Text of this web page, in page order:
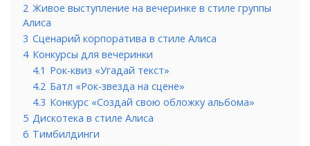
2 Живое выступление на вечеринке в стиле группы
Алиса
3 Сценарий корпоратива в стиле Алиса
4 Конкурсы для вечеринки
4.1 Рок-квиз «Угадай текст»
4.2 Батл «Рок-звезда на сцене»
4.3 Конкурс «Создай свою обложку альбома»
5 Дискотека в стиле Алиса
6 Тимбилдинги